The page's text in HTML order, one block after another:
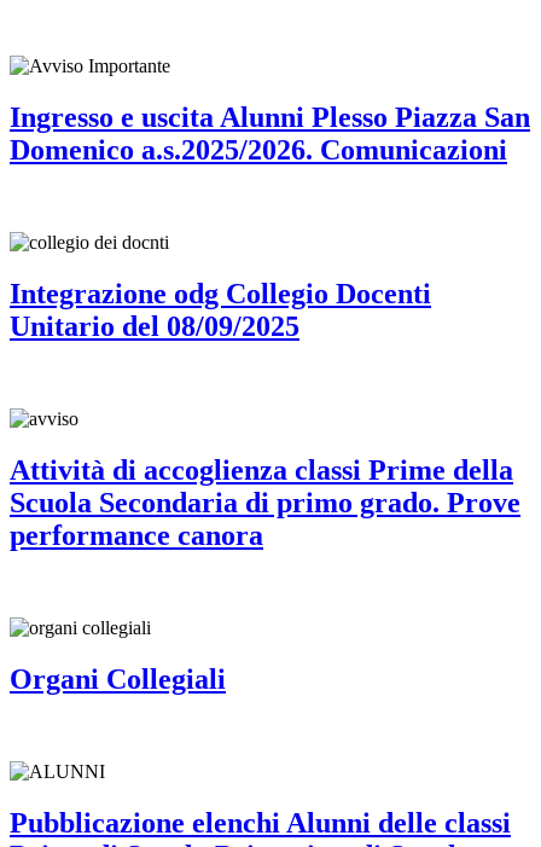
Ingresso e uscita Alunni Plesso Piazza San
Domenico a.s.2025/2026. Comunicazioni
Integrazione odg Collegio Docenti
Unitario del 08/09/2025
Attività di accoglienza classi Prime della
Scuola Secondaria di primo grado. Prove
performance canora
Organi Collegiali
Pubblicazione elenchi Alunni delle classi